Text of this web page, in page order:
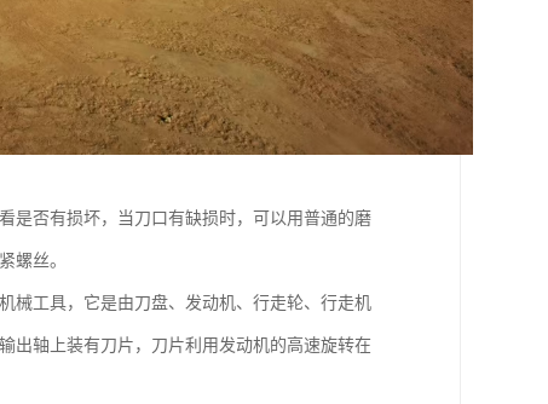
是否有损坏，当刀口有缺损时，可以用普通的磨
螺丝。
械工具，它是由刀盘、发动机、行走轮、行走机
出轴上装有刀片，刀片利用发动机的高速旋转在